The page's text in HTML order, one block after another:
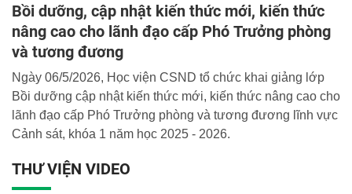
Bồi dưỡng, cập nhật kiến thức mới, kiến thức
nâng cao cho lãnh đạo cấp Phó Trưởng phòng
và tương đương
Ngày 06/5/2026, Học viện CSND tổ chức khai giảng lớp
Bồi dưỡng cập nhật kiến thức mới, kiến thức nâng cao cho
lãnh đạo cấp Phó Trưởng phòng và tương đương lĩnh vực
Cảnh sát, khóa 1 năm học 2025 - 2026.
THƯ VIỆN VIDEO